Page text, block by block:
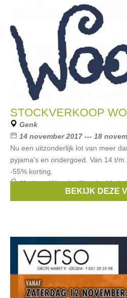
STOCKVERKOOP
Genk
14 november 2017 --- 18
Nu een uitzonderlijk lot van meer
pyjama's en ondergoed. Van 14 t/
-55% korting.
Merken:Woody,Woody,Little
BEKIJK DEZE